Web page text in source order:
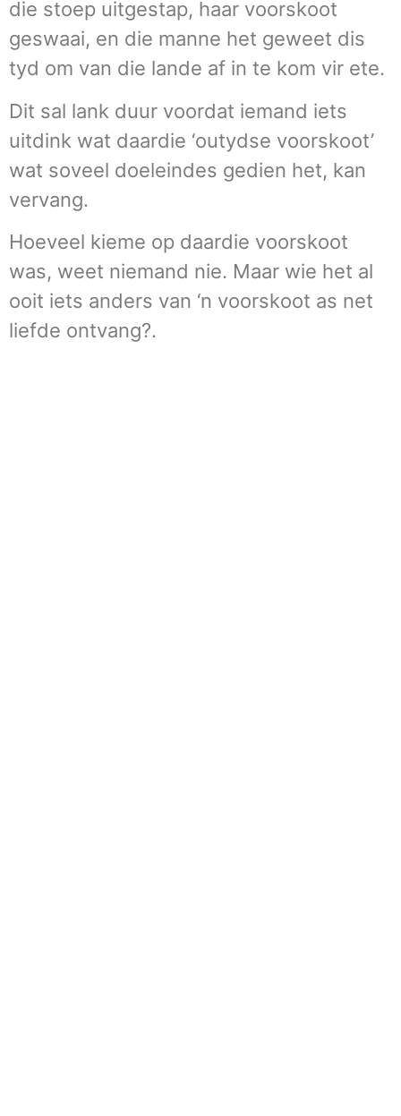
die stoep uitgestap, haar voorskoot
geswaai, en die manne het geweet dis
tyd om van die lande af in te kom vir ete.
Dit sal lank duur voordat iemand iets
uitdink wat daardie ‘outydse voorskoot’
wat soveel doeleindes gedien het, kan
vervang.
Hoeveel kieme op daardie voorskoot
was, weet niemand nie. Maar wie het al
ooit iets anders van ‘n voorskoot as net
liefde ontvang?.